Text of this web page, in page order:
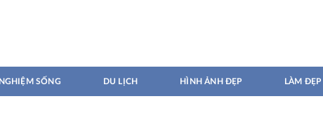
SỐNG DU LỊCH HÌNH ẢNH ĐẸP LÀM ĐẸP